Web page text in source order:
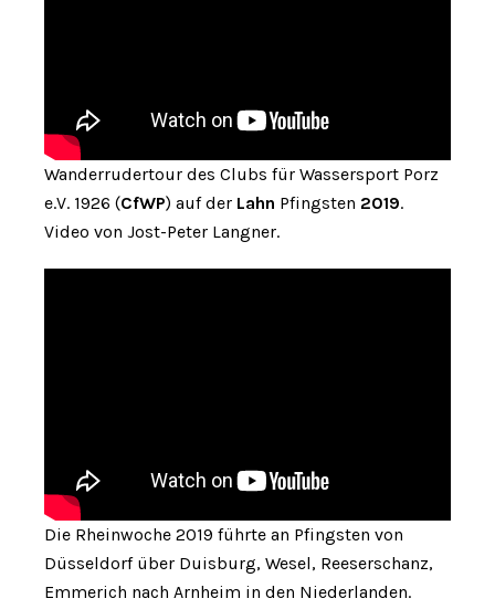
Wanderrudertour des Clubs für Wassersport Porz
e.V. 1926 (CfWP) auf der Lahn Pfingsten 2019.
Video von Jost-Peter Langner.
Die Rheinwoche 2019 führte an Pfingsten von
Düsseldorf über Duisburg, Wesel, Reeserschanz,
Emmerich nach Arnheim in den Niederlanden.